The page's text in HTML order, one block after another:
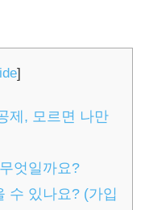
]
제, 모르면 나만
엇일까요?
수 있나요? (가입